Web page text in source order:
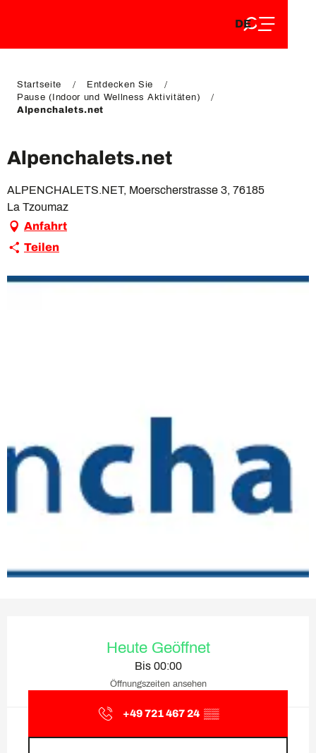
EN
DE
FR
Startseite
Entdecken Sie
Pause (Indoor und Wellness Aktivitäten)
Alpenchalets.net
Alpenchalets.net
ALPENCHALETS.NET, Moerscherstrasse 3, 76185
La Tzoumaz
Anfahrt
Teilen
Heute Geöffnet
Bis 00:00
Öffnungszeiten ansehen
+49 721 467 24 ▒▒